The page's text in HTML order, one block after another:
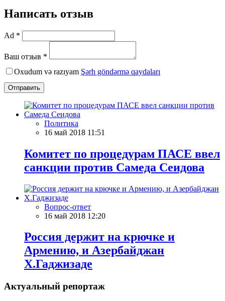
Написать отзыв
Ad *
Ваш отзыв *
Oxudum və razıyam Şərh göndərmə qaydaları
Отправить
Политика
16 май 2018 11:51
Комитет по процедурам ПАСЕ ввел
санкции против Самеда Сеидова
Вопрос-ответ
16 май 2018 12:20
Россия держит на крючке и
Армению, и Азербайджан
Х.Гаджизаде
Актуальный репортаж